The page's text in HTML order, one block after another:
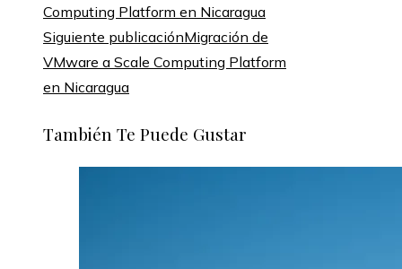
Siguiente publicaciónMigración de
VMware a Scale Computing Platform
en Nicaragua
También Te Puede Gustar